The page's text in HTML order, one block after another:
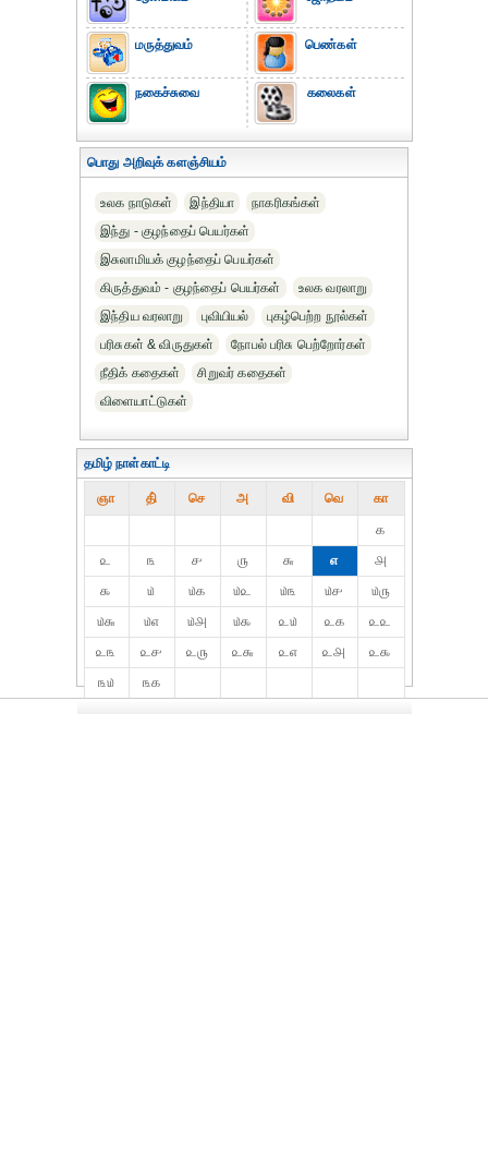
மருத்துவம்
நகைச்சுவை
பெண்கள்
கலைகள்
பொது அறிவுக் களஞ்சியம்
உலக நாடுகள் இந்தியா
நாகரிகங்கள்
இந்து - குழந்தைப் பெயர்கள்
இசுலாமியக் குழந்தைப் பெயர்கள்
கிருத்துவம் - குழந்தைப் பெயர்கள்
உலக வரலாறு
இந்திய வரலாறு
புவியியல்
புகழ்பெற்ற நூல்கள்
பரிசுகள் & விருதுகள்
நோபல் பரிசு‎ பெற்றோர்‎கள்
நீதிக் கதைகள்
சிறுவர் கதைகள்
விளையாட்டுகள்
தமிழ் நாள்காட்டி
ஞா தி் செ அ வி வெ கா
௧
௨
௩ ௪ ௫ ௬ ௭
௮
௯
௰ ௰௧ ௰௨ ௰௩ ௰௪
௰௫
௰௬
௰௭ ௰௮ ௰௯ ௨௰ ௨௧
௨௨
௨௩
௨௪ ௨௫ ௨௬ ௨௭ ௨௮
௨௯
௩௰
௩௧